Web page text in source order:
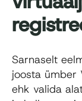
Sarnaselt
joosta ümber
ehk valida